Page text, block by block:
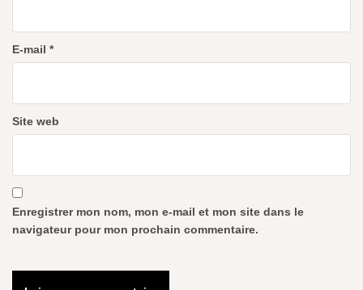
E-mail *
Site web
Enregistrer mon nom, mon e-mail et mon site dans le
navigateur pour mon prochain commentaire.